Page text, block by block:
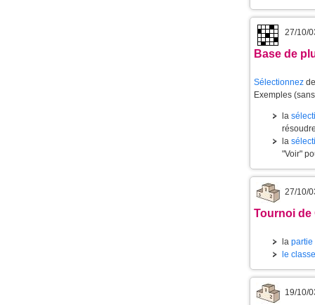
27/10/
Base de
Sélectionnez
Exemples
la
la
"Voir"
27/10/
Tournoi de
la partie
le
19/10/